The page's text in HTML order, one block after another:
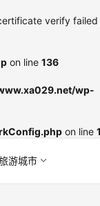
verify failed
on line 136
wp-
on line
游城市